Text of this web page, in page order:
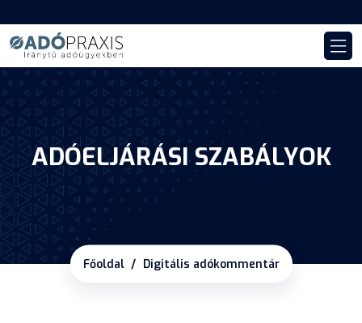
ADÓELJÁRÁSI SZABÁLYOK
Főoldal Digitális adókommentár